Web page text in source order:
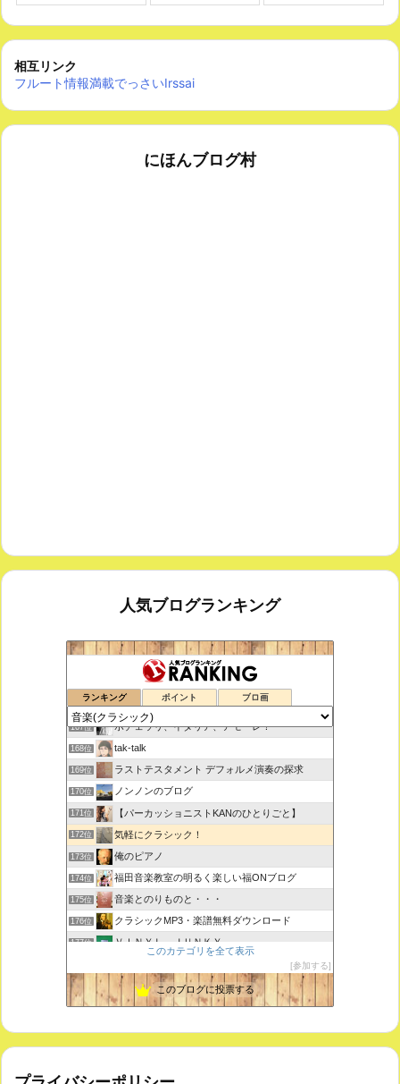
相互リンク
フルート情報満載でっさいIrssai
にほんブログ村
人気ブログランキング
ランキング ポイント ブロ画
思えば遠くへ来たもんだ
166位 室内楽コンサート・レッスンいたします
167位 ボチェッリ、イタリア、アモーレ！
168位 tak-talk
169位 ラストテスタメント デフォルメ演奏の探求
170位 ノンノンのブログ
171位 【パーカッショニストKANのひとりごと】
172位 気軽にクラシック！
173位 俺のピアノ
174位 福田音楽教室の明るく楽しい福ONブログ
175位 音楽とのりものと・・・
176位 クラシックMP3・楽譜無料ダウンロード
177位 ＶＩＮＹＬ ＪＵＮＫＹ
179位 未来の音楽研究所 音楽哲学・思想 平林 遼
このカテゴリを全て表示
参加する
このブログに投票する